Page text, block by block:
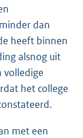
dan
heeft binnen
alsnog uit
volledige
het college
met een